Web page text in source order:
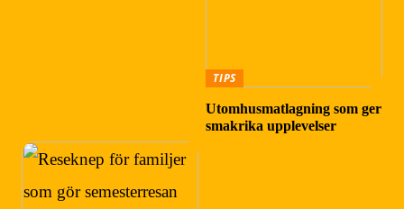
TIPS
Utomhusmatlagning som ger
smakrika upplevelser